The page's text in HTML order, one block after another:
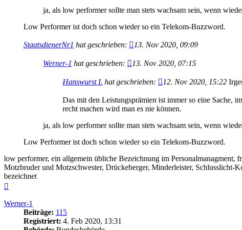
ja, als low performer sollte man stets wachsam sein, wenn
Low Performer ist doch schon wieder so ein Telekom-Buzzword.
StaatsdienerNr1 hat geschrieben: 13. Nov 2020, 09:09
Werner-1 hat geschrieben: 13. Nov 2020, 07:15
Hanswurst I. hat geschrieben: 12. Nov 2020, 15:22
Das mit den Leistungsprämien ist immer so eine Sache,
recht machen wird man es nie können.
ja, als low performer sollte man stets wachsam sein, wenn
Low Performer ist doch schon wieder so ein Telekom-Buzzword.
low performer, ein allgemein übliche Bezeichnung im Personalmanagment,
Motzbruder und Motzschwester, Drückeberger, Minderleister, Schlusslicht-
bezeichnet
Werner-1
Beiträge: 115
Registriert: 4. Feb 2020, 13:31